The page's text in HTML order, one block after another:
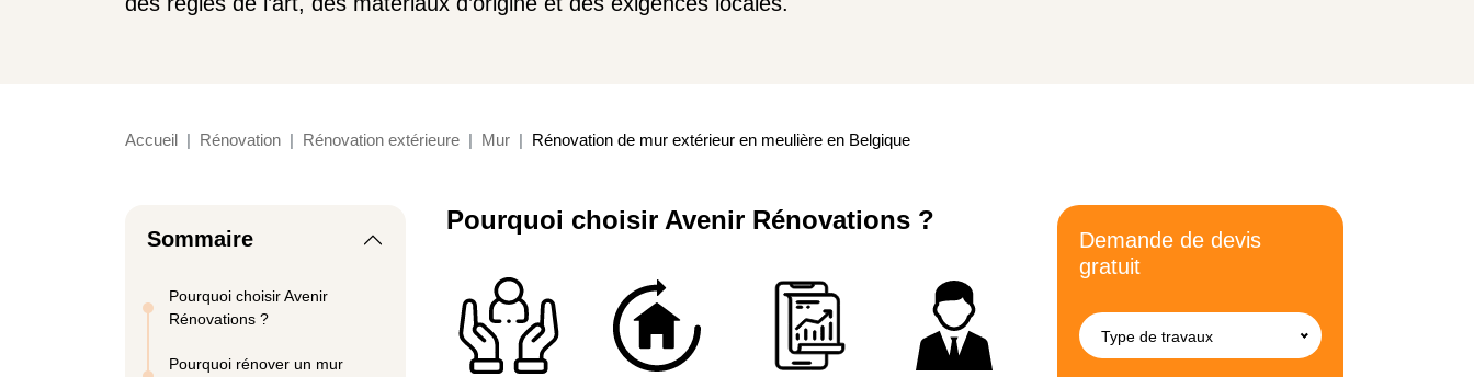
Accueil Rénovation Rénovation extérieure Mur Rénovation de mur extérieur en meulière en Belgique
Sommaire
Pourquoi choisir Avenir
Rénovations ?
Pourquoi rénover un mur
Pourquoi choisir Avenir Rénovations ?
Demande de devis
gratuit
Type de travaux